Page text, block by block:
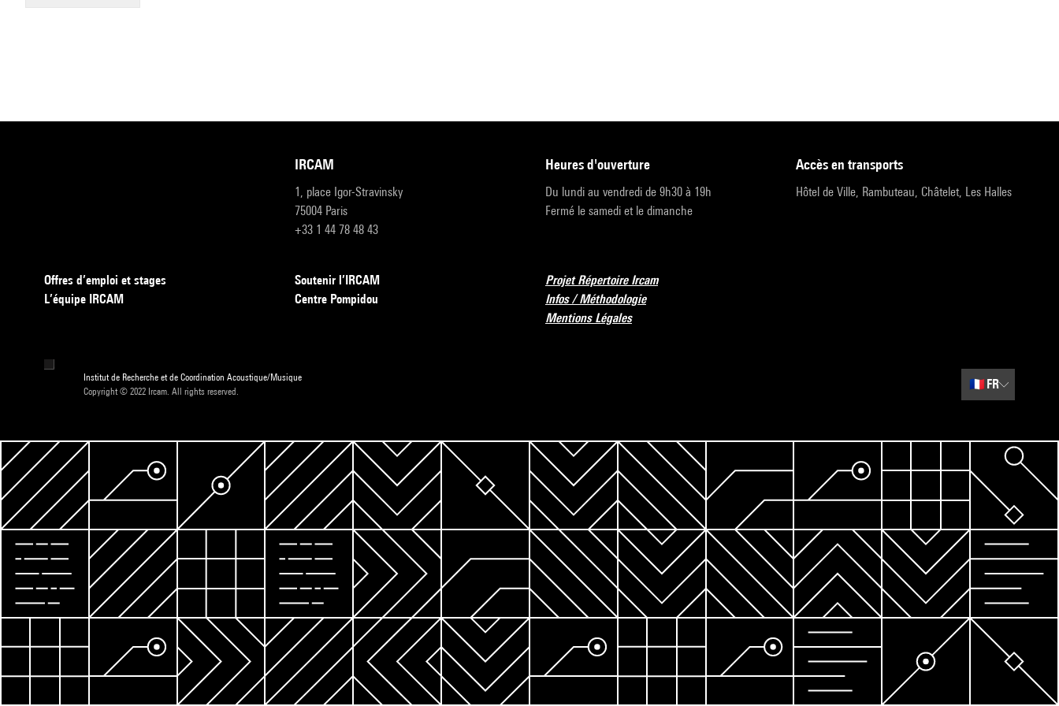
IRCAM
1, place Igor-Stravinsky
75004 Paris
+33 1 44 78 48 43
heures d'ouverture
Du lundi au vendredi de 9h30 à 19h
Fermé le samedi et le dimanche
accès en transports
Hôtel de Ville, Rambuteau, Châtelet, Les Halles
Offres d’emploi et stages
L’équipe IRCAM
Soutenir l’IRCAM
Centre Pompidou
Projet Répertoire Ircam
Infos / Méthodologie
Mentions Légales
Institut de Recherche et de Coordination Acoustique/Musique
Copyright © 2022 Ircam. All rights reserved.
🇫🇷 FR